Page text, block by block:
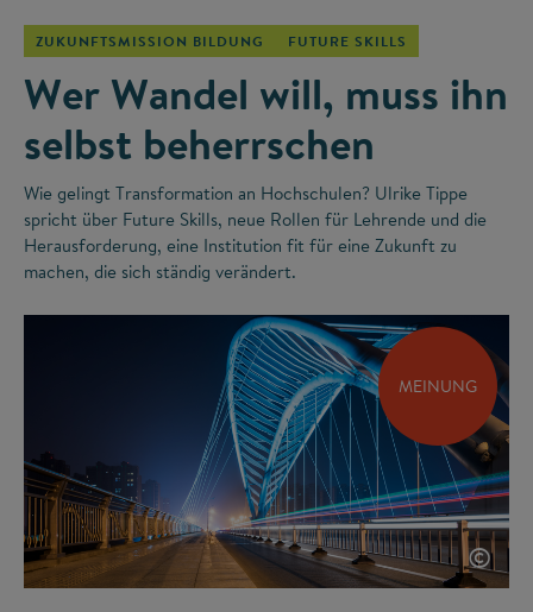
ZUKUNFTSMISSION BILDUNG FUTURE SKILLS
Wer Wandel will, muss ihn
selbst beherrschen
Wie gelingt Transformation an Hochschulen? Ulrike Tippe
spricht über Future Skills, neue Rollen für Lehrende und die
Herausforderung, eine Institution fit für eine Zukunft zu
machen, die sich ständig verändert.
MEINUNG
©